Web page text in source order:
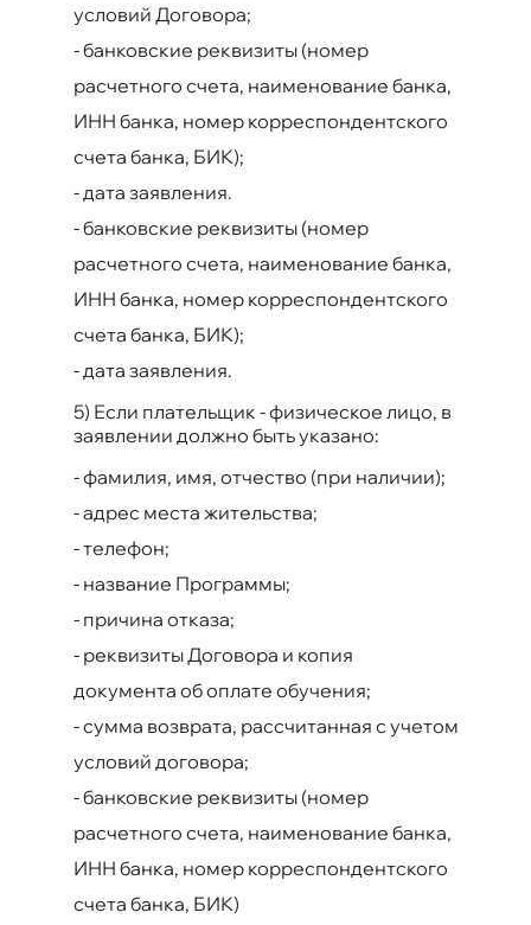
условий Договора;
-банковские реквизиты (номер
расчетного счета, наименование банка,
ИНН банка, номер корреспондентского
счета банка, БИК);
- дата заявления.
-банковские реквизиты (номер
расчетного счета, наименование банка,
ИНН банка, номер корреспондентского
счета банка, БИК);
- дата заявления.
5) Если плательщик - физическое лицо, в
заявлении должно быть указано:
-фамилия, имя, отчество (при наличии);
-адрес места жительства;
-телефон;
- название Программы;
- причина отказа;
- реквизиты Договора и копия
документа об оплате обучения;
-сумма возврата, рассчитанная с учетом
условий договора;
-банковские реквизиты (номер
расчетного счета, наименование банка,
ИНН банка, номер корреспондентского
счета банка, БИК)